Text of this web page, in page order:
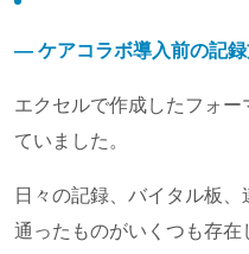
― ケアコラボ導入前の記録
エクセルで作成したフォ
ていました。
日々の記録、バイタル板
通ったものがいくつも存